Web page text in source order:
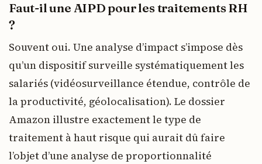
Faut-il une AIPD pour les traitements RH
?
Souvent oui. Une analyse d’impact s’impose dès
qu’un dispositif surveille systématiquement les
salariés (vidéosurveillance étendue, contrôle de
la productivité, géolocalisation). Le dossier
Amazon illustre exactement le type de
traitement à haut risque qui aurait dû faire
l’objet d’une analyse de proportionnalité